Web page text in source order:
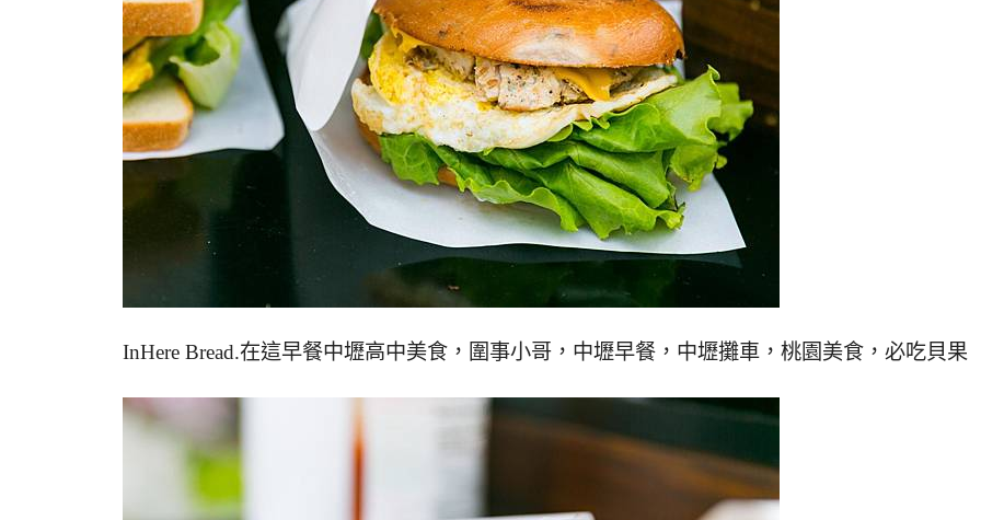
InHere Bread.在這早餐中壢高中美食，圍事小哥，中壢早餐，中壢攤車，桃園美食，必吃貝果